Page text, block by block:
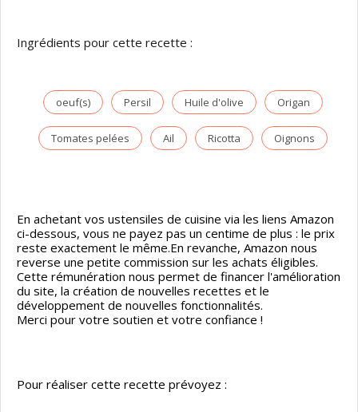
Ingrédients pour cette recette :
oeuf(s) Persil Huile d'olive Origan
Tomates pelées Ail Ricotta Oignons
En achetant vos ustensiles de cuisine via les liens Amazon
ci-dessous, vous ne payez pas un centime de plus : le prix
reste exactement le même.En revanche, Amazon nous
reverse une petite commission sur les achats éligibles.
Cette rémunération nous permet de financer l'amélioration
du site, la création de nouvelles recettes et le
développement de nouvelles fonctionnalités.
Merci pour votre soutien et votre confiance !
Pour réaliser cette recette prévoyez :